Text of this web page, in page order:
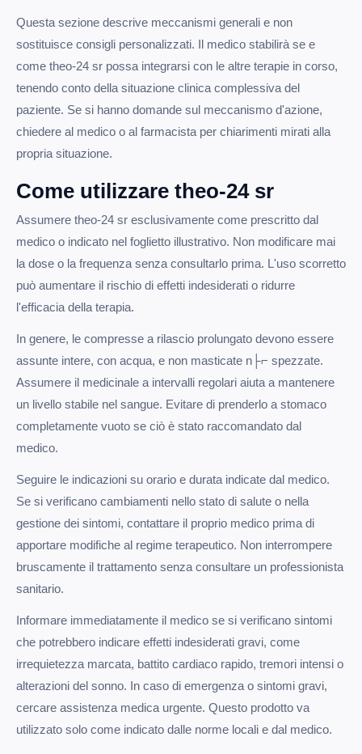
Questa sezione descrive meccanismi generali e non
sostituisce consigli personalizzati. Il medico stabilirà se e
come theo-24 sr possa integrarsi con le altre terapie in corso,
tenendo conto della situazione clinica complessiva del
paziente. Se si hanno domande sul meccanismo d'azione,
chiedere al medico o al farmacista per chiarimenti mirati alla
propria situazione.
Come utilizzare theo-24 sr
Assumere theo-24 sr esclusivamente come prescritto dal
medico o indicato nel foglietto illustrativo. Non modificare mai
la dose o la frequenza senza consultarlo prima. L'uso scorretto
può aumentare il rischio di effetti indesiderati o ridurre
l'efficacia della terapia.
In genere, le compresse a rilascio prolungato devono essere
assunte intere, con acqua, e non masticate n├⌐ spezzate.
Assumere il medicinale a intervalli regolari aiuta a mantenere
un livello stabile nel sangue. Evitare di prenderlo a stomaco
completamente vuoto se ciò è stato raccomandato dal
medico.
Seguire le indicazioni su orario e durata indicate dal medico.
Se si verificano cambiamenti nello stato di salute o nella
gestione dei sintomi, contattare il proprio medico prima di
apportare modifiche al regime terapeutico. Non interrompere
bruscamente il trattamento senza consultare un professionista
sanitario.
Informare immediatamente il medico se si verificano sintomi
che potrebbero indicare effetti indesiderati gravi, come
irrequietezza marcata, battito cardiaco rapido, tremori intensi o
alterazioni del sonno. In caso di emergenza o sintomi gravi,
cercare assistenza medica urgente. Questo prodotto va
utilizzato solo come indicato dalle norme locali e dal medico.